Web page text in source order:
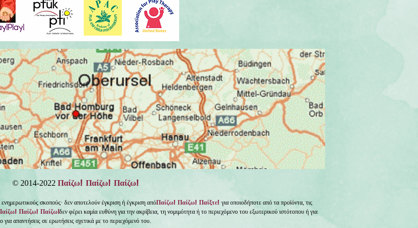
© 2014-2022 Παίζω! Παίζω! Παίζω!
σκοπούς· δεν αποτελούν έγκριση ή έγκριση απόΠαίζω! Παίζω! Παίξτε! για οποιοδήποτε από τα προϊόντα, τις
Παίζω! Παίζω!δεν φέρει καμία ευθύνη για την ακρίβεια, τη νομιμότητα ή το περιεχόμενο του εξωτερικού ιστότοπου ή για
απαντήσεις σε ερωτήσεις σχετικά με το περιεχόμενό του.